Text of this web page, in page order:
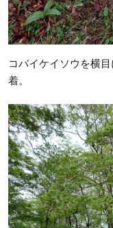
コバイケイソウを横
着。